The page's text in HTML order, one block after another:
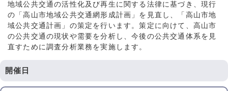
地域公共交通の活性化及び再生に関する法律に基づき、現行
の「高山市地域公共交通網形成計画」を見直し、「高山市地
域公共交通計画」の策定を行います。策定に向けて、高山市
の公共交通の現状や需要を分析し、今後の公共交通体系を見
直すために調査分析業務を実施します。
開催日